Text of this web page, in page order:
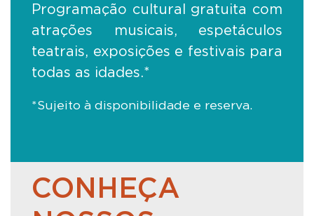
Programação cultural gratuita com
atrações musicais, espetáculos
teatrais, exposições e festivais para
todas as idades.*
*Sujeito à disponibilidade e reserva.
CONHEÇA